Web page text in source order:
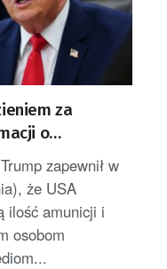
za
o
amunicji
zapewnił w
że USA
ilość amunicji i
osobom